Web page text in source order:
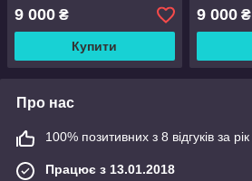
9 000 ₴
Купити
9 000₴
Про нас
100% позитивних з 8 відгуків за рік
Працює з 13.01.2018